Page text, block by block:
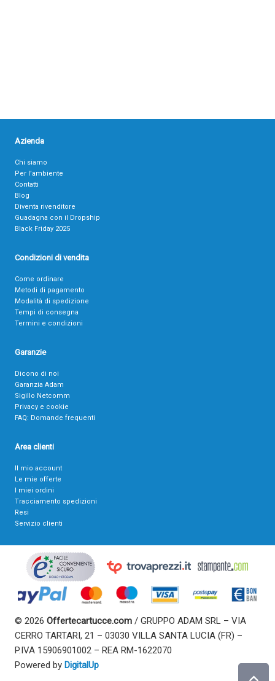
Azienda
Chi siamo
Per l’ambiente
Contatti
Blog
Diventa rivenditore
Guadagna con il Dropship
Black Friday 2025
Condizioni di vendita
Come ordinare
Metodi di pagamento
Modalità di spedizione
Tempi di consegna
Termini e condizioni
Garanzie
Dicono di noi
Garanzia Adam
Sigillo Netcomm
Privacy e cookie
FAQ: Domande frequenti
Area clienti
Il mio account
Le mie offerte
I miei ordini
Tracciamento spedizioni
Resi
Servizio clienti
© 2026 Offertecartucce.com / GRUPPO ADAM SRL – VIA
CERRO TARTARI, 21 – 03030 VILLA SANTA LUCIA (FR) –
P.IVA 15906901002 – REA RM-1622070
Powered by DigitalUp